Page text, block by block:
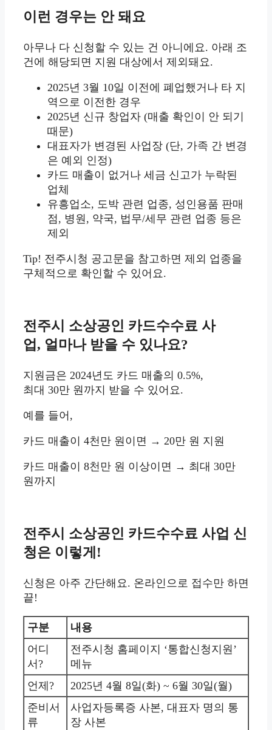
이런 경우는 안 돼요
아무나 다 신청할 수 있는 건 아니에요. 아래 조
건에 해당되면 지원 대상에서 제외돼요.
2025년 3월 10일 이전에 폐업했거나 타 지
역으로 이전한 경우
2025년 신규 창업자 (매출 확인이 안 되기
때문)
대표자가 변경된 사업장 (단, 가족 간 변경
은 예외 인정)
카드 매출이 없거나 세금 신고가 누락된
업체
유흥업소, 도박 관련 업종, 성인용품 판매
점, 병원, 약국, 법무/세무 관련 업종 등은
제외
Tip! 전주시청 공고문을 참고하면 제외 업종을
구체적으로 확인할 수 있어요.
전주시 소상공인 카드수수료 사
업, 얼마나 받을 수 있나요?
지원금은 2024년도 카드 매출의 0.5%,
최대 30만 원까지 받을 수 있어요.
예를 들어,
카드 매출이 4천만 원이면 → 20만 원 지원
카드 매출이 8천만 원 이상이면 → 최대 30만
원까지
전주시 소상공인 카드수수료 사업 신
청은 이렇게!
신청은 아주 간단해요. 온라인으로 접수만 하면
끝!
구분
내용
어디
서?
전주시청 홈페이지 ‘통합신청지원’
메뉴
언제?
2025년 4월 8일(화) ~ 6월 30일(월)
준비서
류
사업자등록증 사본, 대표자 명의 통
장 사본